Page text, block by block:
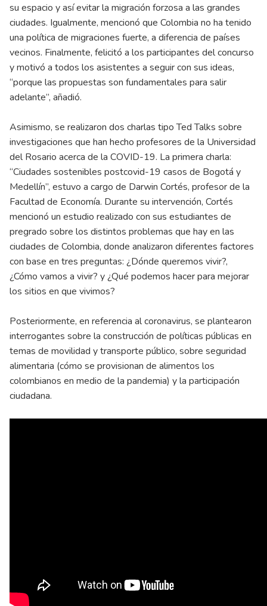
su espacio y así evitar la migración forzosa a las grandes
ciudades. Igualmente, mencionó que Colombia no ha tenido
una política de migraciones fuerte, a diferencia de países
vecinos. Finalmente, felicitó a los participantes del concurso
y motivó a todos los asistentes a seguir con sus ideas,
“porque las propuestas son fundamentales para salir
adelante”, añadió.
Asimismo, se realizaron dos charlas tipo Ted Talks sobre
investigaciones que han hecho profesores de la Universidad
del Rosario acerca de la COVID-19. La primera charla:
“Ciudades sostenibles postcovid-19 casos de Bogotá y
Medellín”, estuvo a cargo de Darwin Cortés, profesor de la
Facultad de Economía. Durante su intervención, Cortés
mencionó un estudio realizado con sus estudiantes de
pregrado sobre los distintos problemas que hay en las
ciudades de Colombia, donde analizaron diferentes factores
con base en tres preguntas: ¿Dónde queremos vivir?,
¿Cómo vamos a vivir? y ¿Qué podemos hacer para mejorar
los sitios en que vivimos?
Posteriormente, en referencia al coronavirus, se plantearon
interrogantes sobre la construcción de políticas públicas en
temas de movilidad y transporte público, sobre seguridad
alimentaria (cómo se provisionan de alimentos los
colombianos en medio de la pandemia) y la participación
ciudadana.